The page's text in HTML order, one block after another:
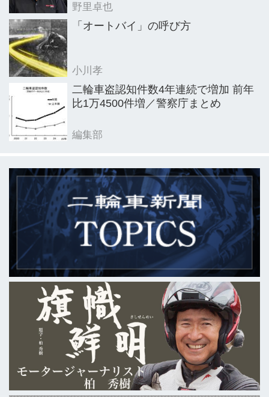
野里卓也
「オートバイ」の呼び方
小川孝
二輪車盗認知件数4年連続で増加 前年
比1万4500件増／警察庁まとめ
編集部